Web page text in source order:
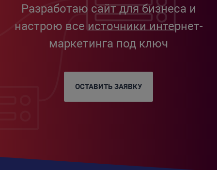
Разработаю сайт для бизнеса и
настрою все источники интернет-
маркетинга под ключ
ОСТАВИТЬ ЗАЯВКУ